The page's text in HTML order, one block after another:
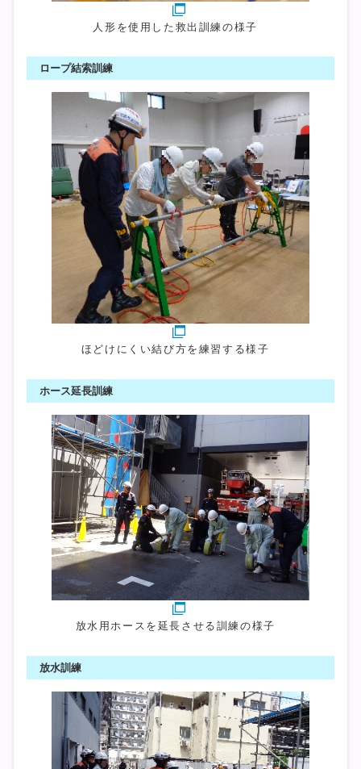
人形を使用した救出訓練の様子
ロープ結索訓練
ほどけにくい結び方を練習する様子
ホース延長訓練
放水用ホースを延長させる訓練の様子
放水訓練